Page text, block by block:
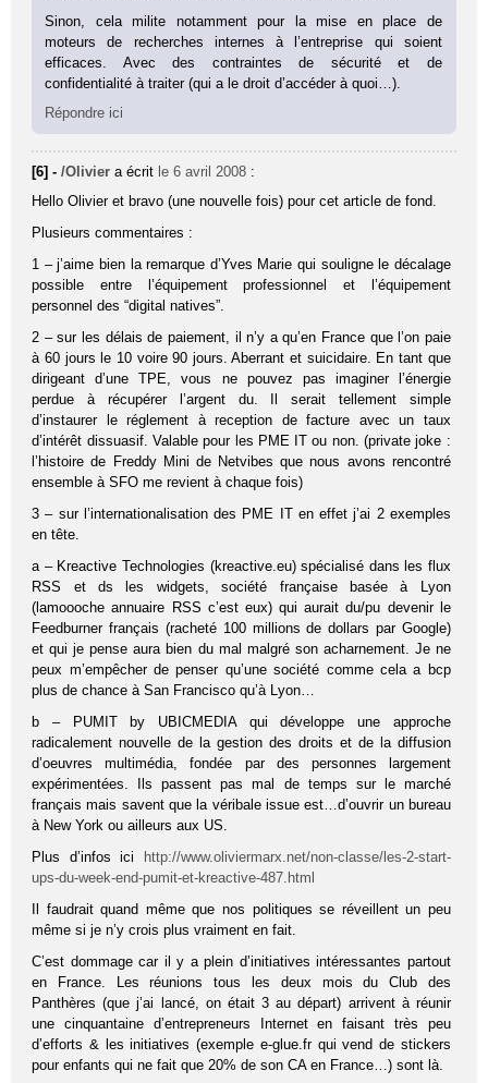
Sinon, cela milite notamment pour la mise en place de
moteurs de recherches internes à l’entreprise qui soient
efficaces. Avec des contraintes de sécurité et de
confidentialité à traiter (qui a le droit d’accéder à quoi…).
Répondre ici
[6] -/Olivier a écrit le 6 avril 2008 :
Hello Olivier et bravo (une nouvelle fois) pour cet article de fond.
Plusieurs commentaires :
1 – j’aime bien la remarque d’Yves Marie qui souligne le décalage
possible entre l’équipement professionnel et l’équipement
personnel des “digital natives”.
2 – sur les délais de paiement, il n’y a qu’en France que l’on paie
à 60 jours le 10 voire 90 jours. Aberrant et suicidaire. En tant que
dirigeant d’une TPE, vous ne pouvez pas imaginer l’énergie
perdue à récupérer l’argent du. Il serait tellement simple
d’instaurer le réglement à reception de facture avec un taux
d’intérêt dissuasif. Valable pour les PME IT ou non. (private joke :
l’histoire de Freddy Mini de Netvibes que nous avons rencontré
ensemble à SFO me revient à chaque fois)
3 – sur l’internationalisation des PME IT en effet j’ai 2 exemples
en tête.
a – Kreactive Technologies (kreactive.eu) spécialisé dans les flux
RSS et ds les widgets, société française basée à Lyon
(lamoooche annuaire RSS c’est eux) qui aurait du/pu devenir le
Feedburner français (racheté 100 millions de dollars par Google)
et qui je pense aura bien du mal malgré son acharnement. Je ne
peux m’empêcher de penser qu’une société comme cela a bcp
plus de chance à San Francisco qu’à Lyon…
b – PUMIT by UBICMEDIA qui développe une approche
radicalement nouvelle de la gestion des droits et de la diffusion
d’oeuvres multimédia, fondée par des personnes largement
expérimentées. Ils passent pas mal de temps sur le marché
français mais savent que la véribale issue est…d’ouvrir un bureau
à New York ou ailleurs aux US.
Plus d’infos ici
http://www.oliviermarx.net/non-classe/les-2-start-
ups-du-week-end-pumit-et-kreactive-487.html
Il faudrait quand même que nos politiques se réveillent un peu
même si je n’y crois plus vraiment en fait.
C’est dommage car il y a plein d’initiatives intéressantes partout
en France. Les réunions tous les deux mois du Club des
Panthères (que j’ai lancé, on était 3 au départ) arrivent à réunir
une cinquantaine d’entrepreneurs Internet en faisant très peu
d’efforts & les initiatives (exemple e-glue.fr qui vend de stickers
pour enfants qui ne fait que 20% de son CA en France…) sont là.